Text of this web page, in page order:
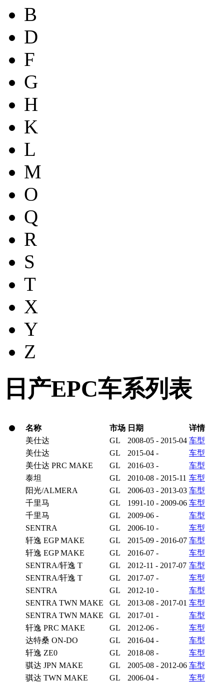
B
D
F
G
H
K
L
M
O
Q
R
S
T
X
Y
Z
日产EPC车系列表
名称 市场 日期
详情
美仕达
GL 2008-05 - 2015-04 车型
美仕达
GL 2015-04 -
车型
美仕达 PRC MAKE
GL 2016-03 -
车型
泰坦
GL 2010-08 - 2015-11 车型
阳光/ALMERA
GL 2006-03 - 2013-03 车型
千里马
GL 1991-10 - 2009-06 车型
千里马
GL 2009-06 -
车型
SENTRA
GL 2006-10 -
车型
轩逸 EGP MAKE
GL 2015-09 - 2016-07 车型
轩逸 EGP MAKE
GL 2016-07 -
车型
SENTRA/轩逸 T
GL 2012-11 - 2017-07 车型
SENTRA/轩逸 T
GL 2017-07 -
车型
SENTRA
GL 2012-10 -
车型
SENTRA TWN MAKE
GL 2013-08 - 2017-01 车型
SENTRA TWN MAKE
GL 2017-01 -
车型
轩逸 PRC MAKE
GL 2012-06 -
车型
达特桑 ON-DO
GL 2016-04 -
车型
轩逸 ZE0
GL 2018-08 -
车型
骐达 JPN MAKE
GL 2005-08 - 2012-06 车型
骐达 TWN MAKE
GL 2006-04 -
车型